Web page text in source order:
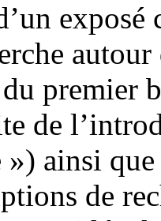
exposé
premier
de
ainsi
de